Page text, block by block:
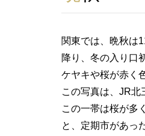
関東では、晩秋は
降り、冬の入り口
ケヤキや桜が赤く
この写真は、JR北
この一帯は桜が多
と、定期市があっ